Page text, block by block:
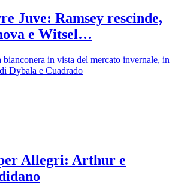
Juve: Ramsey rescinde,
e Witsel…
in vista del mercato invernale, in
Dybala e Cuadrado
Allegri: Arthur e